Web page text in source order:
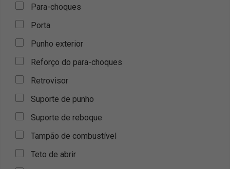
Para-choques
Porta
Punho exterior
Reforço do para-choques
Retrovisor
Suporte de punho
Suporte de reboque
Tampão de combustível
Teto de abrir